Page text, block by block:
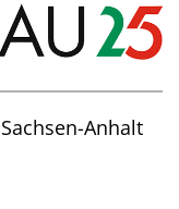
Anhalt